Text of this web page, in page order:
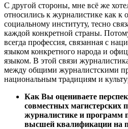
С другой стороны, мне всё же
относились к журналистике как к
социальному институту, тесно
каждой конкретной страны.
всегда профессия, связанная с
языком конкретного народа и
языком. В этой связи
между общими журналистскими
национальным традициям и
Как Вы оцениваете
совместных магистерских
журналистике и программ
высшей квалификации на